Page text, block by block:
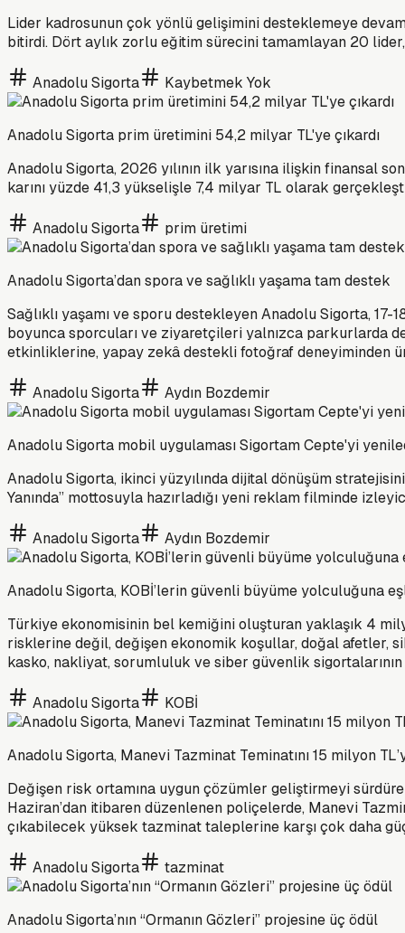
Lider kadrosunun çok yönlü gelişimini desteklemeye
bitirdi. Dört aylık zorlu eğitim sürecini tamamlayan 20
Anadolu Sigorta Kaybetmek Yok
Anadolu Sigorta prim üretimini 54,2 milyar TL'ye çıkardı
Anadolu Sigorta, 2026 yılının ilk yarısına ilişkin finansal
karını yüzde 41,3 yükselişle 7,4 milyar TL olarak
Anadolu Sigorta prim üretimi
Anadolu Sigorta’dan spora ve sağlıklı yaşama tam destek
Sağlıklı yaşamı ve sporu destekleyen Anadolu Sigorta,
boyunca sporcuları ve ziyaretçileri yalnızca parkurlarda
etkinliklerine, yapay zekâ destekli fotoğraf deneyiminden
Anadolu Sigorta Aydın Bozdemir
Anadolu Sigorta mobil uygulaması Sigortam Cepte'yi
Anadolu Sigorta, ikinci yüzyılında dijital dönüşüm
Yanında” mottosuyla hazırladığı yeni reklam filminde
Anadolu Sigorta Aydın Bozdemir
Anadolu Sigorta, KOBİ’lerin güvenli büyüme yolculuğuna
Türkiye ekonomisinin bel kemiğini oluşturan yaklaşık 4
risklerine değil, değişen ekonomik koşullar, doğal afetler,
kasko, nakliyat, sorumluluk ve siber güvenlik
Anadolu Sigorta KOBİ
Anadolu Sigorta, Manevi Tazminat Teminatını 15 milyon
Değişen risk ortamına uygun çözümler geliştirmeyi
Haziran’dan itibaren düzenlenen poliçelerde, Manevi
çıkabilecek yüksek tazminat taleplerine karşı çok daha
Anadolu Sigorta tazminat
Anadolu Sigorta’nın “Ormanın Gözleri” projesine üç ödül